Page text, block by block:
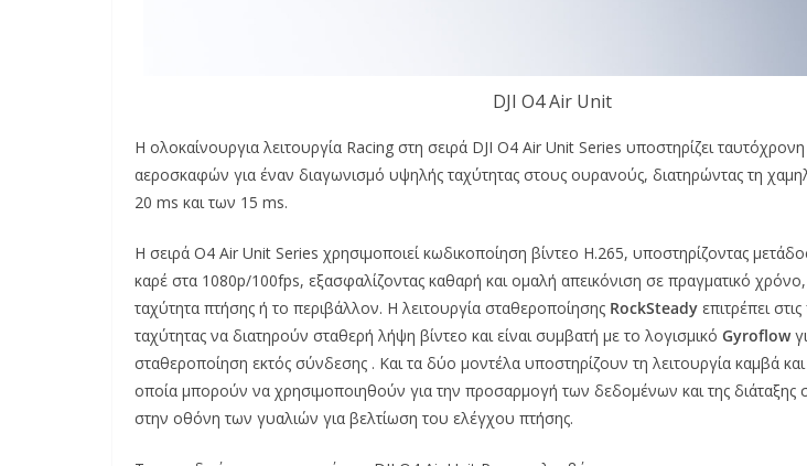
DJI O4 Air Unit
Η ολοκαίνουργια λειτουργία Racing στη σειρά DJI O4 Air Unit Series υποστηρίζει
αεροσκαφών για έναν διαγωνισμό υψηλής ταχύτητας στους ουρανούς, διατηρώντας τη
20 ms και των 15 ms.
Η σειρά O4 Air Unit Series χρησιμοποιεί κωδικοποίηση βίντεο H.265, υποστηρίζοντας
καρέ στα 1080p/100fps, εξασφαλίζοντας καθαρή και ομαλή απεικόνιση σε πραγματικό
ταχύτητα πτήσης ή το περιβάλλον. Η λειτουργία σταθεροποίησης RockSteady επιτρέπει
ταχύτητας να διατηρούν σταθερή λήψη βίντεο και είναι συμβατή με το λογισμικό Gyroflow
σταθεροποίηση εκτός σύνδεσης . Και τα δύο μοντέλα υποστηρίζουν τη λειτουργία καμβά
οποία μπορούν να χρησιμοποιηθούν για την προσαρμογή των δεδομένων και της διάταξης
στην οθόνη των γυαλιών για βελτίωση του ελέγχου πτήσης.